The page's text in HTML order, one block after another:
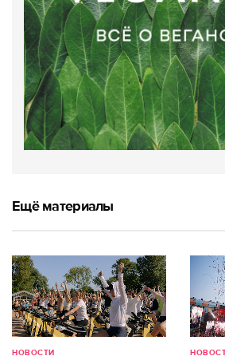
Ещё материалы
НОВОСТИ